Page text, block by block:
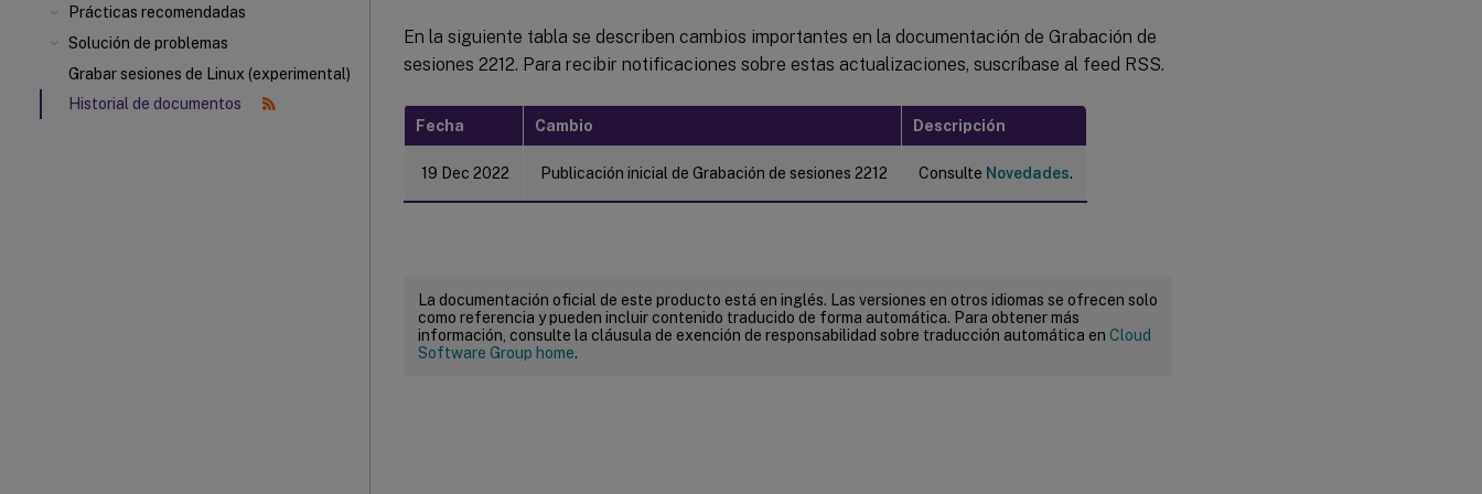
Prácticas recomendadas
Solución de problemas
Grabar sesiones de Linux (experimental)
Historial de documentos
En la siguiente tabla se describen cambios importantes en la documentación de Grabación de
sesiones 2212. Para recibir notificaciones sobre estas actualizaciones, suscríbase al feed RSS.
Fecha Cambio Descripción
19 Dec 2022 Publicación inicial de Grabación de sesiones 2212 Consulte Novedades.
La documentación oficial de este producto está en inglés. Las versiones en otros idiomas se ofrecen solo
como referencia y pueden incluir contenido traducido de forma automática. Para obtener más
información, consulte la cláusula de exención de responsabilidad sobre traducción automática en Cloud
Software Group home.